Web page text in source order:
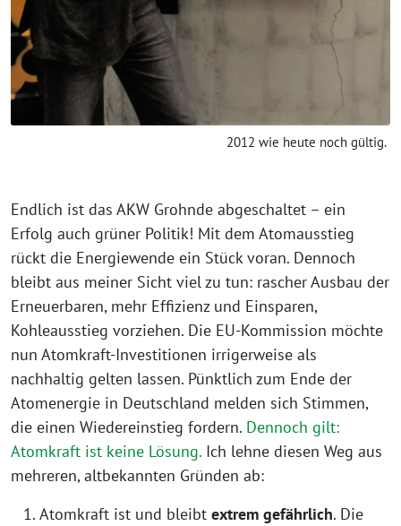
2012 wie heute noch gültig.
Endlich ist das AKW Grohnde abgeschaltet – ein
Erfolg auch grüner Politik! Mit dem Atomausstieg
rückt die Energiewende ein Stück voran. Dennoch
bleibt aus meiner Sicht viel zu tun: rascher Ausbau der
Erneuerbaren, mehr Effizienz und Einsparen,
Kohleausstieg vorziehen. Die EU-Kommission möchte
nun Atomkraft-Investitionen irrigerweise als
nachhaltig gelten lassen. Pünktlich zum Ende der
Atomenergie in Deutschland melden sich Stimmen,
die einen Wiedereinstieg fordern. Dennoch gilt:
Atomkraft ist keine Lösung. Ich lehne diesen Weg aus
mehreren, altbekannten Gründen ab:
Atomkraft ist und bleibt extrem gefährlich. Die